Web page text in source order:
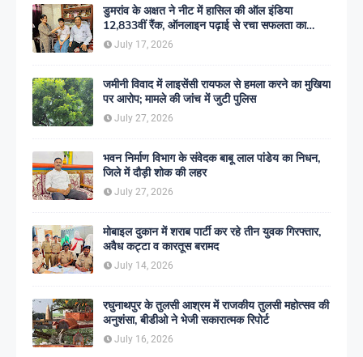
डुमरांव के अक्षत ने नीट में हासिल की ऑल इंडिया
12,833वीं रैंक, ऑनलाइन पढ़ाई से रचा सफलता का
इतिहास
July 17, 2026
जमीनी विवाद में लाइसेंसी रायफल से हमला करने का मुखिया
पर आरोप; मामले की जांच में जुटी पुलिस
July 27, 2026
भवन निर्माण विभाग के संवेदक बाबू लाल पांडेय का निधन,
जिले में दौड़ी शोक की लहर
July 27, 2026
मोबाइल दुकान में शराब पार्टी कर रहे तीन युवक गिरफ्तार,
अवैध कट्टा व कारतूस बरामद
July 14, 2026
रघुनाथपुर के तुलसी आश्रम में राजकीय तुलसी महोत्सव की
अनुशंसा, बीडीओ ने भेजी सकारात्मक रिपोर्ट
July 16, 2026